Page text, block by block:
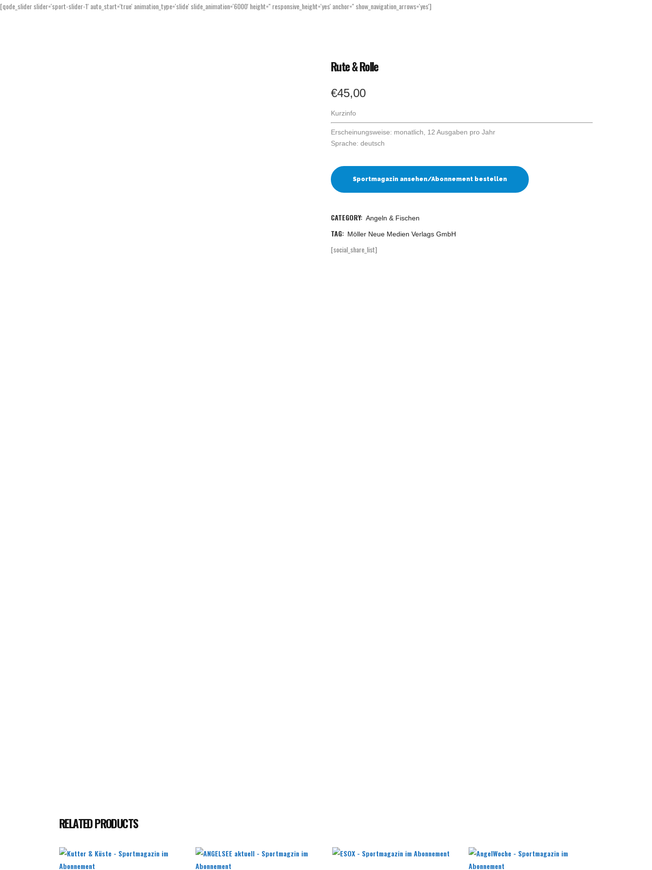
[qode_slider slider='sport-slider-1' auto_start='true' animation_type='slide' slide_animation='6000' height='' responsive_height='yes' anchor='' show_navigation_arrows='yes']
Rute & Rolle
€45,00
Kurzinfo
Erscheinungsweise: monatlich, 12 Ausgaben pro Jahr
Sprache: deutsch
Sportmagazin ansehen/Abonnement bestellen
CATEGORY: Angeln & Fischen
TAG: Möller Neue Medien Verlags GmbH
[social_share_list]
RELATED PRODUCTS